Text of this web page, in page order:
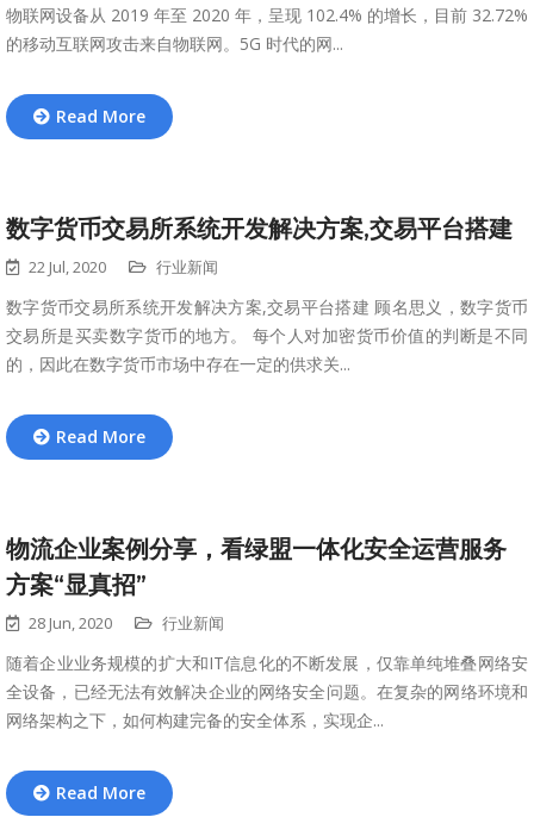
物联网设备从 2019 年至 2020 年，呈现 102.4% 的增长，目前 32.72%
的移动互联网攻击来自物联网。5G 时代的网...
Read More
数字货币交易所系统开发解决方案,交易平台搭建
22 Jul, 2020 行业新闻
数字货币交易所系统开发解决方案,交易平台搭建 顾名思义，数字货币
交易所是买卖数字货币的地方。 每个人对加密货币价值的判断是不同
的，因此在数字货币市场中存在一定的供求关...
Read More
物流企业案例分享，看绿盟一体化安全运营服务
方案“显真招”
28 Jun, 2020 行业新闻
随着企业业务规模的扩大和IT信息化的不断发展，仅靠单纯堆叠网络安
全设备，已经无法有效解决企业的网络安全问题。在复杂的网络环境和
网络架构之下，如何构建完备的安全体系，实现企...
Read More